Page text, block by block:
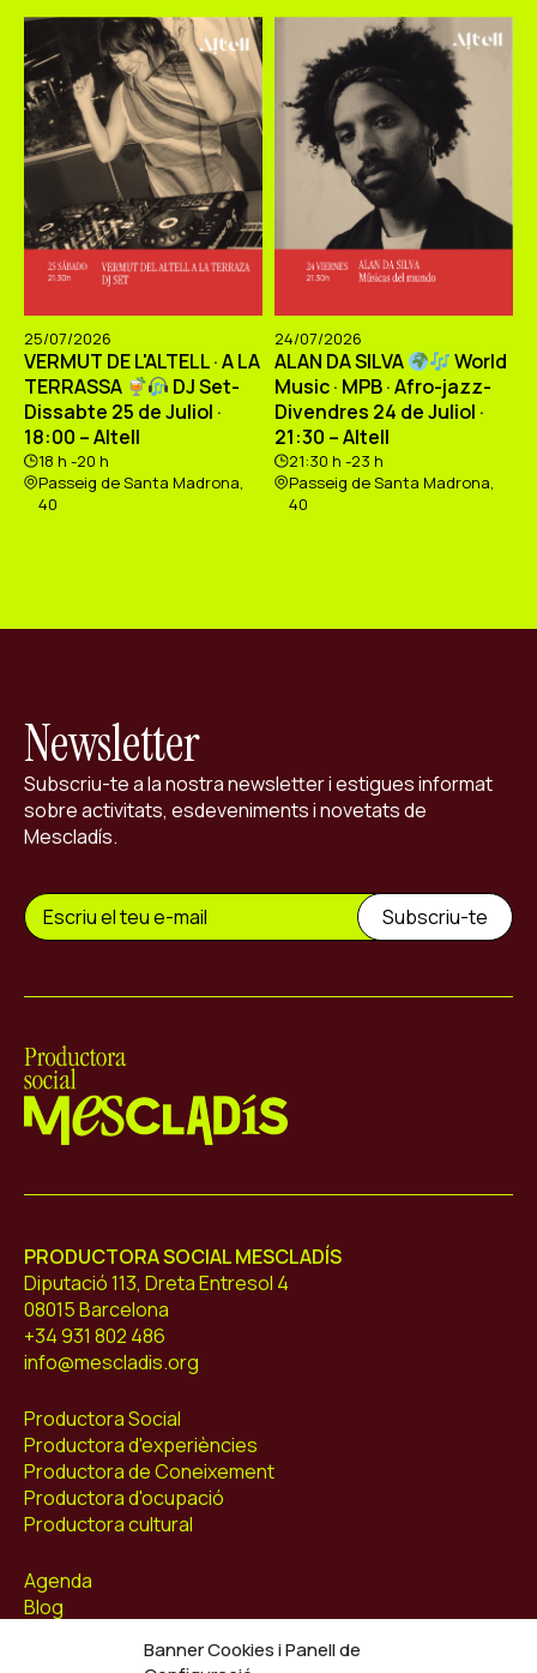
Banner Cookies i Panell de
25/07/2026
VERMUT DE L'ALTELL · A LA
TERRASSA
DJ Set-
Dissabte 25 de Juliol ·
18:00 – Altell
18 h -20 h
Passeig de Santa Madrona,
40
24/07/2026
ALAN DA SILVA
World
Music · MPB · Afro-jazz-
Divendres 24 de Juliol ·
21:30 – Altell
21:30 h -23 h
Passeig de Santa Madrona,
40
Newsletter
Subscriu-te a la nostra newsletter i estigues informat
sobre activitats, esdeveniments i novetats de
Mescladís.
PRODUCTORA SOCIAL MESCLADÍS
Diputació 113, Dreta Entresol 4
08015 Barcelona
+34 931 802 486
info@mescladis.org
Productora Social
Productora d'experiències
Productora de Coneixement
Productora d'ocupació
Productora cultural
Agenda
Blog